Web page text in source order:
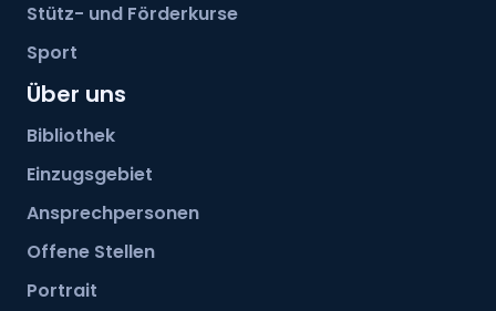
Stütz- und Förderkurse
Sport
Über uns
Bibliothek
Einzugsgebiet
Ansprechpersonen
Offene Stellen
Portrait